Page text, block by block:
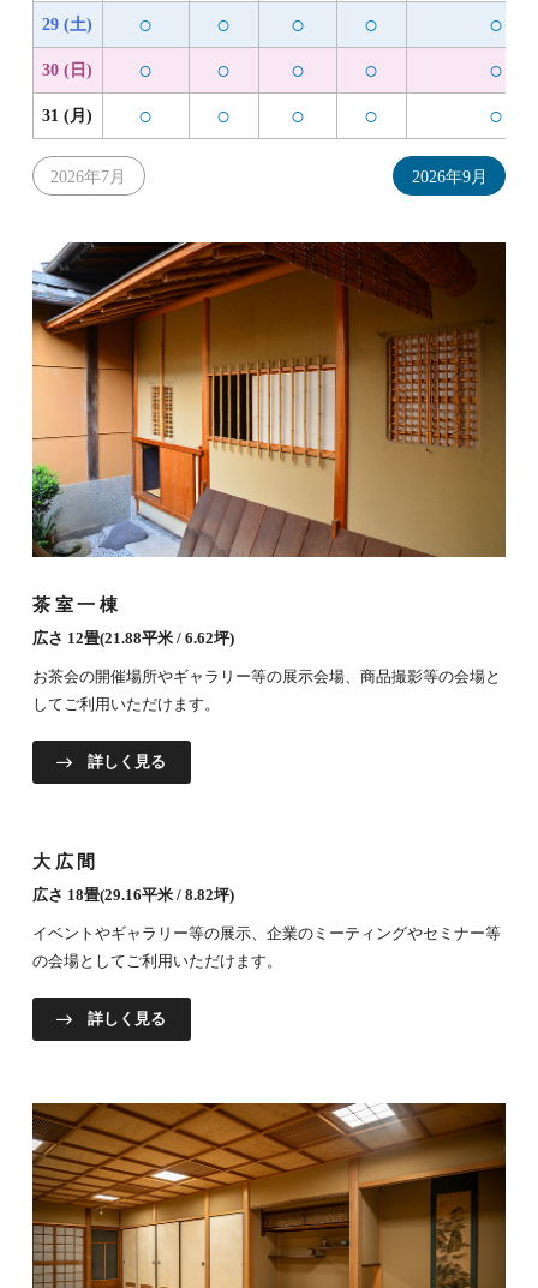
29 (土) ○ ○ ○ ○ ○
30 (日) ○ ○ ○ ○ ○
31 (月) ○ ○ ○ ○ ○
2026年7月 2026年9月
茶室一棟
広さ 12畳(21.88平米 / 6.62坪)
お茶会の開催場所やギャラリー等の展示会場、商品撮影等の会場と
してご利用いただけます。
詳しく見る
大広間
広さ 18畳(29.16平米 / 8.82坪)
イベントやギャラリー等の展示、企業のミーティングやセミナー等
の会場としてご利用いただけます。
詳しく見る